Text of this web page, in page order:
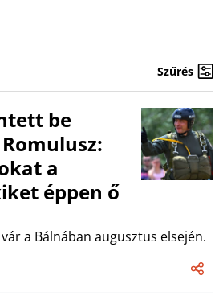
Szűrés
be
a
éppen ő
a Bálnában augusztus elsején.